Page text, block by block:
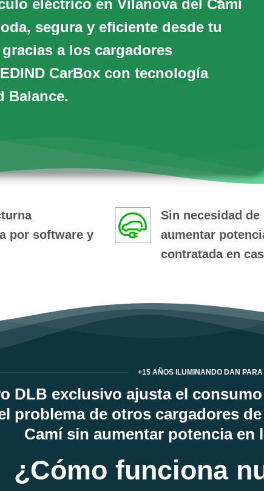
eléctrico en Vilanova del Camí
segura y eficiente desde tu
a los cargadores
CarBox con tecnología
Balance.
por software y
Sin necesidad de
aumentar
contratada en
+15 AÑOS ILUMINANDO DAN PARA
DLB exclusivo ajusta el
problema de otros cargadores
Camí sin aumentar potencia en
¿Cómo funciona